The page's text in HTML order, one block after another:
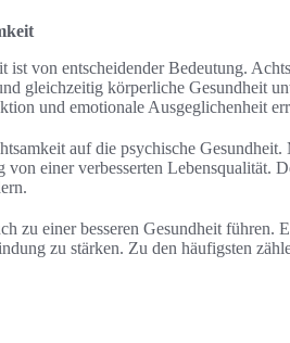
von entscheidender Bedeutung.
gleichzeitig körperliche Gesundheit
und emotionale Ausgeglichenheit
auf die psychische Gesundheit.
einer verbesserten Lebensqualität.
zu einer besseren Gesundheit führen.
zu stärken. Zu den häufigsten